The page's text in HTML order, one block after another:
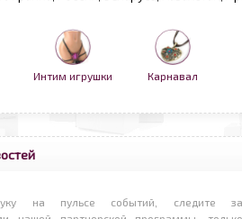
Интим игрушки Карнавал
на пульсе событий, следите за